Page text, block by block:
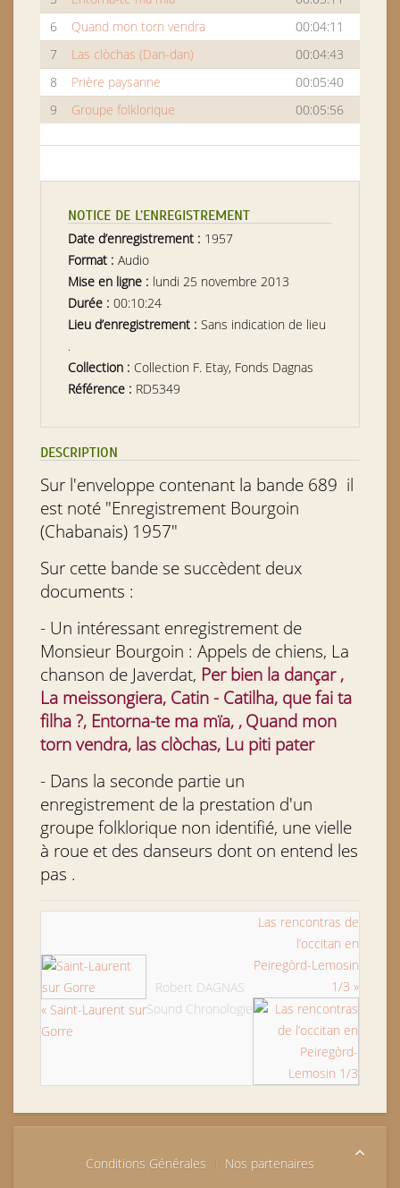
6
Quand mon torn vendra
00:04:11
7
Las clòchas (Dan-dan)
00:04:43
8
Prière paysanne
00:05:40
9
Groupe folklorique 00:05:56
NOTICE DE L’ENREGISTREMENT
Date d’enregistrement : 1957
Format : Audio
Mise en ligne : lundi 25 novembre 2013
Durée : 00:10:24
Lieu d’enregistrement : Sans indication de lieu
.
Collection : Collection F. Etay, Fonds Dagnas
Référence : RD5349
DESCRIPTION
Sur l'enveloppe contenant la bande 689 il
est noté "Enregistrement Bourgoin
(Chabanais) 1957"
Sur cette bande se succèdent deux
documents :
- Un intéressant enregistrement de
Monsieur Bourgoin : Appels de chiens, La
chanson de Javerdat, Per bien la dançar ,
La meissongiera, Catin - Catilha, que fai ta
filha ?, Entorna-te ma mïa, , Quand mon
torn vendra, las clòchas, Lu piti pater
- Dans la seconde partie un
enregistrement de la prestation d'un
groupe folklorique non identifié, une vielle
à roue et des danseurs dont on entend les
pas .
« Saint-Laurent sur
Gorre
Robert DAGNAS
Sound Chronologie
Las rencontras de
l’occitan en
Peiregòrd-Lemosin
1/3 »
Conditions Générales
Nos partenaires